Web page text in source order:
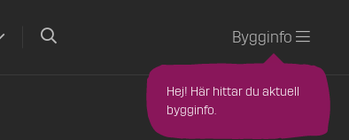
Bygginfo
Hej! Här hittar du aktuell
bygginfo.